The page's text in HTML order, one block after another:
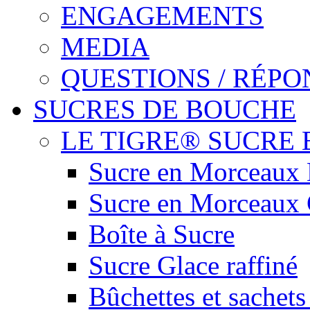
ENGAGEMENTS
MEDIA
QUESTIONS /
SUCRES DE BOUCHE
LE TIGRE® SUCRE
Sucre en
Sucre en Morceaux
Boîte à Sucre
Sucre Glace raffiné
Bûchettes et